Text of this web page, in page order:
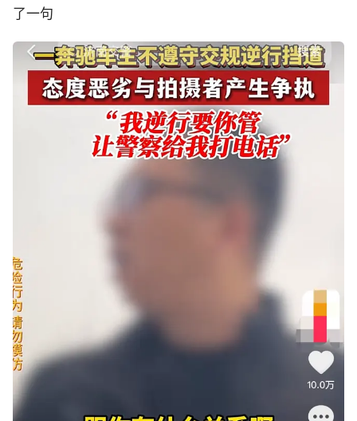
了一句